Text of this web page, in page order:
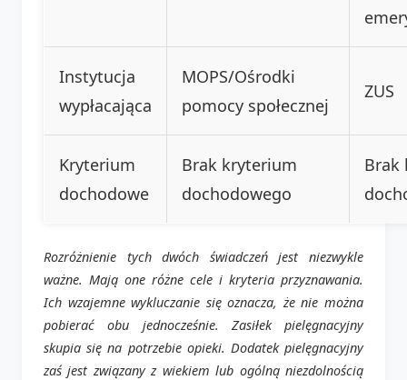
Instytucja
wypłacająca
MOPS/Ośrodki
pomocy społecznej
ZUS
Kryterium
dochodowe
Brak kryterium
dochodowego
Brak
Rozróżnienie tych dwóch świadczeń jest niezwykle
ważne. Mają one różne cele i kryteria przyznawania.
Ich wzajemne wykluczanie się oznacza, że nie można
pobierać obu jednocześnie. Zasiłek pielęgnacyjny
skupia się na potrzebie opieki. Dodatek pielęgnacyjny
zaś jest związany z wiekiem lub ogólną niezdolnością